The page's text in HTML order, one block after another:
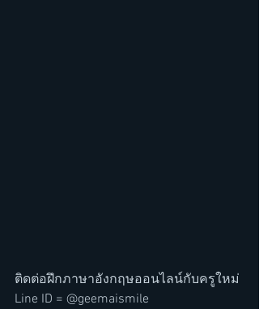
ติดต่อฝึกภาษาอังกฤษออนไลน์กับครูใหม่
Line ID = @geemaismile